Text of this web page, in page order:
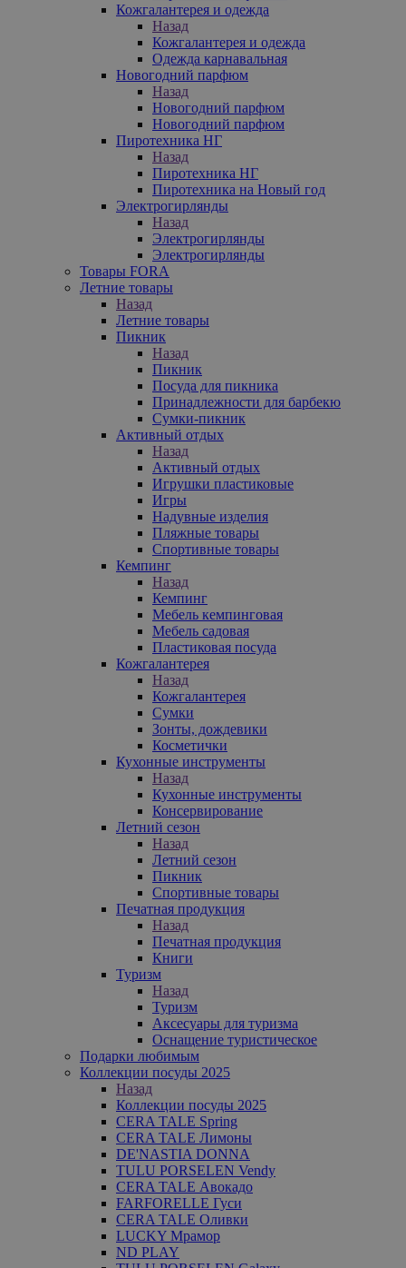
Кожгалантерея и одежда
Назад
Кожгалантерея и одежда
Одежда карнавальная
Новогодний парфюм
Назад
Новогодний парфюм
Новогодний парфюм
Пиротехника НГ
Назад
Пиротехника НГ
Пиротехника на Новый год
Электрогирлянды
Назад
Электрогирлянды
Электрогирлянды
Товары FORA
Летние товары
Назад
Летние товары
Пикник
Назад
Пикник
Посуда для пикника
Принадлежности для барбекю
Сумки-пикник
Активный отдых
Назад
Активный отдых
Игрушки пластиковые
Игры
Надувные изделия
Пляжные товары
Спортивные товары
Кемпинг
Назад
Кемпинг
Мебель кемпинговая
Мебель садовая
Пластиковая посуда
Кожгалантерея
Назад
Кожгалантерея
Сумки
Зонты, дождевики
Косметички
Кухонные инструменты
Назад
Кухонные инструменты
Консервирование
Летний сезон
Назад
Летний сезон
Пикник
Спортивные товары
Печатная продукция
Назад
Печатная продукция
Книги
Туризм
Назад
Туризм
Аксесуары для туризма
Оснащение туристическое
Подарки любимым
Коллекции посуды 2025
Назад
Коллекции посуды 2025
CERA TALE Spring
CERA TALE Лимоны
DE'NASTIA DONNA
TULU PORSELEN Vendy
CERA TALE Авокадо
FARFORELLE Гуси
CERA TALE Оливки
LUCKY Мрамор
ND PLAY